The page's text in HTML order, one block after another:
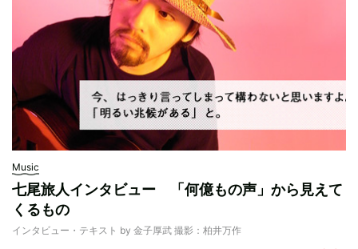
Music
七尾旅人インタビュー 「何億もの声」から見えて
くるもの
インタビュー・テキスト by 金子厚武 撮影：柏井万作